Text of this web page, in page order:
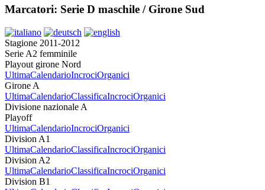
Marcatori: Serie D maschile / Girone Sud
Stagione 2011-2012
Serie A2 femminile
Playout girone Nord
UltimaCalendarioIncrociOrganici
Girone A
UltimaCalendarioClassificaIncrociOrganici
Divisione nazionale A
Playoff
UltimaCalendarioIncrociOrganici
Division A1
UltimaCalendarioClassificaIncrociOrganici
Division A2
UltimaCalendarioClassificaIncrociOrganici
Division B1